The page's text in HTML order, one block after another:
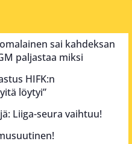
sai kahdeksan
paljastaa miksi
HIFK:n
löytyi”
Liiga-seura vaihtuu!